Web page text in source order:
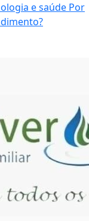
e saúde Por